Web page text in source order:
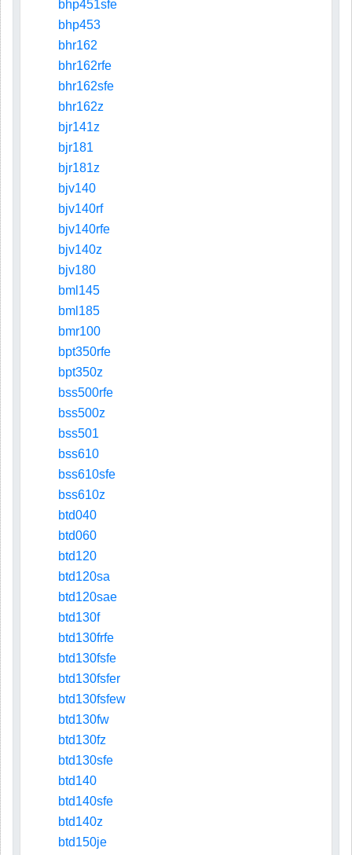
bhp451sfe
bhp453
bhr162
bhr162rfe
bhr162sfe
bhr162z
bjr141z
bjr181
bjr181z
bjv140
bjv140rf
bjv140rfe
bjv140z
bjv180
bml145
bml185
bmr100
bpt350rfe
bpt350z
bss500rfe
bss500z
bss501
bss610
bss610sfe
bss610z
btd040
btd060
btd120
btd120sa
btd120sae
btd130f
btd130frfe
btd130fsfe
btd130fsfer
btd130fsfew
btd130fw
btd130fz
btd130sfe
btd140
btd140sfe
btd140z
btd150je